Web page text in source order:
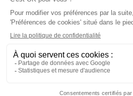
Conditions générales
Plan du site
Crédits photos